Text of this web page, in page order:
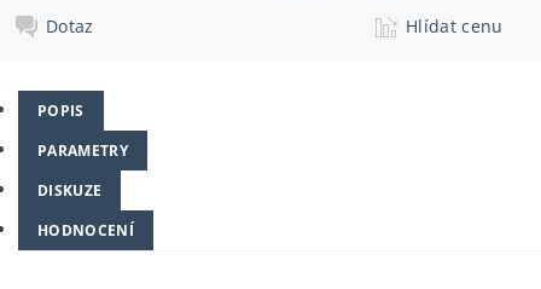
Dotaz
Hlídat cenu
POPIS
PARAMETRY
DISKUZE
HODNOCENÍ